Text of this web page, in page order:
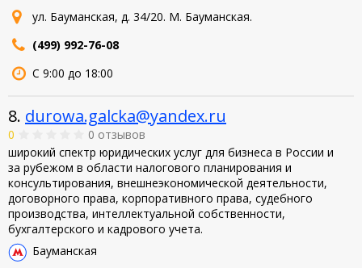
ул. Бауманская, д. 34/20. М. Бауманская.
(499) 992-76-08
С 9:00 до 18:00
8. durowa.galcka@yandex.ru
0
0 отзывов
широкий спектр юридических услуг для бизнеса в России и
за рубежом в области налогового планирования и
консультирования, внешнеэкономической деятельности,
договорного права, корпоративного права, судебного
производства, интеллектуальной собственности,
бухгалтерского и кадрового учета.
Бауманская